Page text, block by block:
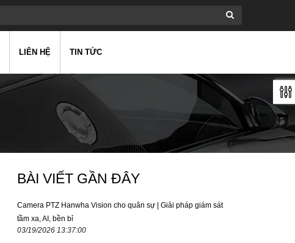
LIÊN HỆ TIN TỨC
BÀI VIẾT GẦN ĐÂY
Camera PTZ Hanwha Vision cho quân sự | Giải pháp giám sát
tầm xa, AI, bền bỉ
03/19/2026 13:37:00